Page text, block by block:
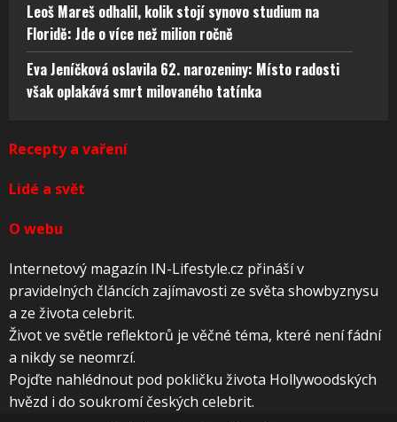
Leoš Mareš odhalil, kolik stojí synovo studium na
Floridě: Jde o více než milion ročně
Eva Jeníčková oslavila 62. narozeniny: Místo radosti
však oplakává smrt milovaného tatínka
Recepty a vaření
Lidé a svět
O webu
Internetový magazín IN-Lifestyle.cz přináší v
pravidelných článcích zajímavosti ze světa showbyznysu
a ze života celebrit.
Život ve světle reflektorů je věčné téma, které není fádní
a nikdy se neomrzí.
Pojďte nahlédnout pod pokličku života Hollywoodských
hvězd i do soukromí českých celebrit.